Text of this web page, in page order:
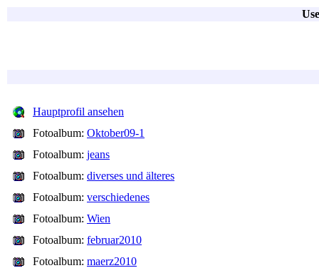
Hauptprofil ansehen
Fotoalbum: Oktober09-1
Fotoalbum: jeans
Fotoalbum: diverses und älteres
Fotoalbum: verschiedenes
Fotoalbum: Wien
Fotoalbum: februar2010
Fotoalbum: maerz2010